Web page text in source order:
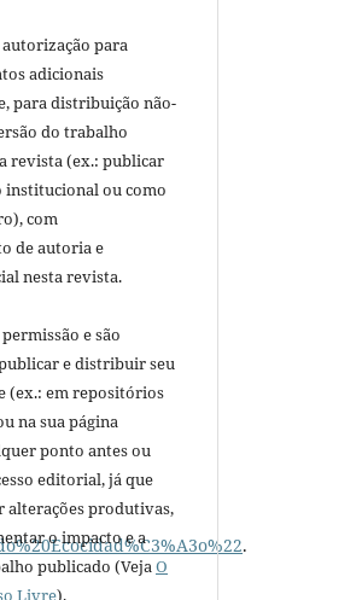
.
para
adicionais
para distribuição não-
do trabalho
revista (ex.: publicar
ou como
com
de autoria e
nesta revista.
e são
e distribuir seu
(ex.: em repositórios
na sua página
ponto antes ou
editorial, já que
alterações produtivas,
o impacto e a
publicado (VejaO
Livre).